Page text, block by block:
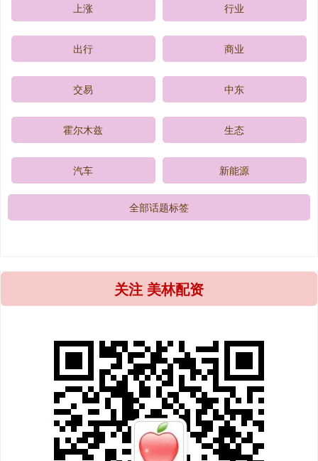
上涨 行业
出行 商业
交易 中东
霍尔木兹 生态
汽车 新能源
全部话题标签
关注 美林配资